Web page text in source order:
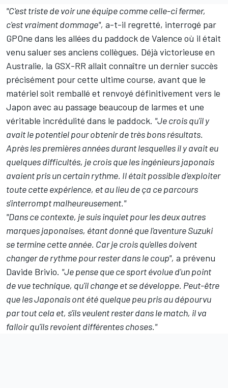
"C'est triste de voir une équipe comme celle-ci fermer,
c'est vraiment dommage", a-t-il regretté, interrogé par
GPOne dans les allées du paddock de Valence où il était
venu saluer ses anciens collègues. Déjà victorieuse en
Australie, la GSX-RR allait connaître un dernier succès
précisément pour cette ultime course, avant que le
matériel soit remballé et renvoyé définitivement vers le
Japon avec au passage beaucoup de larmes et une
véritable incrédulité dans le paddock. "Je crois qu'il y
avait le potentiel pour obtenir de très bons résultats.
Après les premières années durant lesquelles il y avait eu
quelques difficultés, je crois que les ingénieurs japonais
avaient pris un certain rythme. Il était possible d'exploiter
toute cette expérience, et au lieu de ça ce parcours
s'interrompt malheureusement."
"Dans ce contexte, je suis inquiet pour les deux autres
marques japonaises, étant donné que l'aventure Suzuki
se termine cette année. Car je crois qu'elles doivent
changer de rythme pour rester dans le coup", a prévenu
Davide Brivio. "Je pense que ce sport évolue d'un point
de vue technique, qu'il change et se développe. Peut-être
que les Japonais ont été quelque peu pris au dépourvu
par tout cela et, s'ils veulent rester dans le match, il va
falloir qu'ils revoient différentes choses."